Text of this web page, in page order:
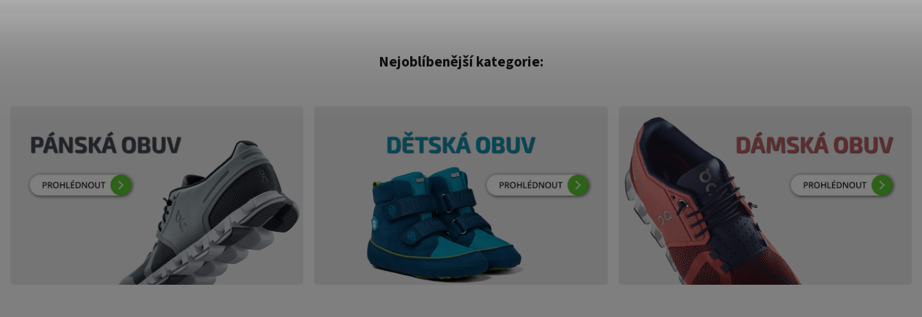
Nejoblíbenější kategorie: